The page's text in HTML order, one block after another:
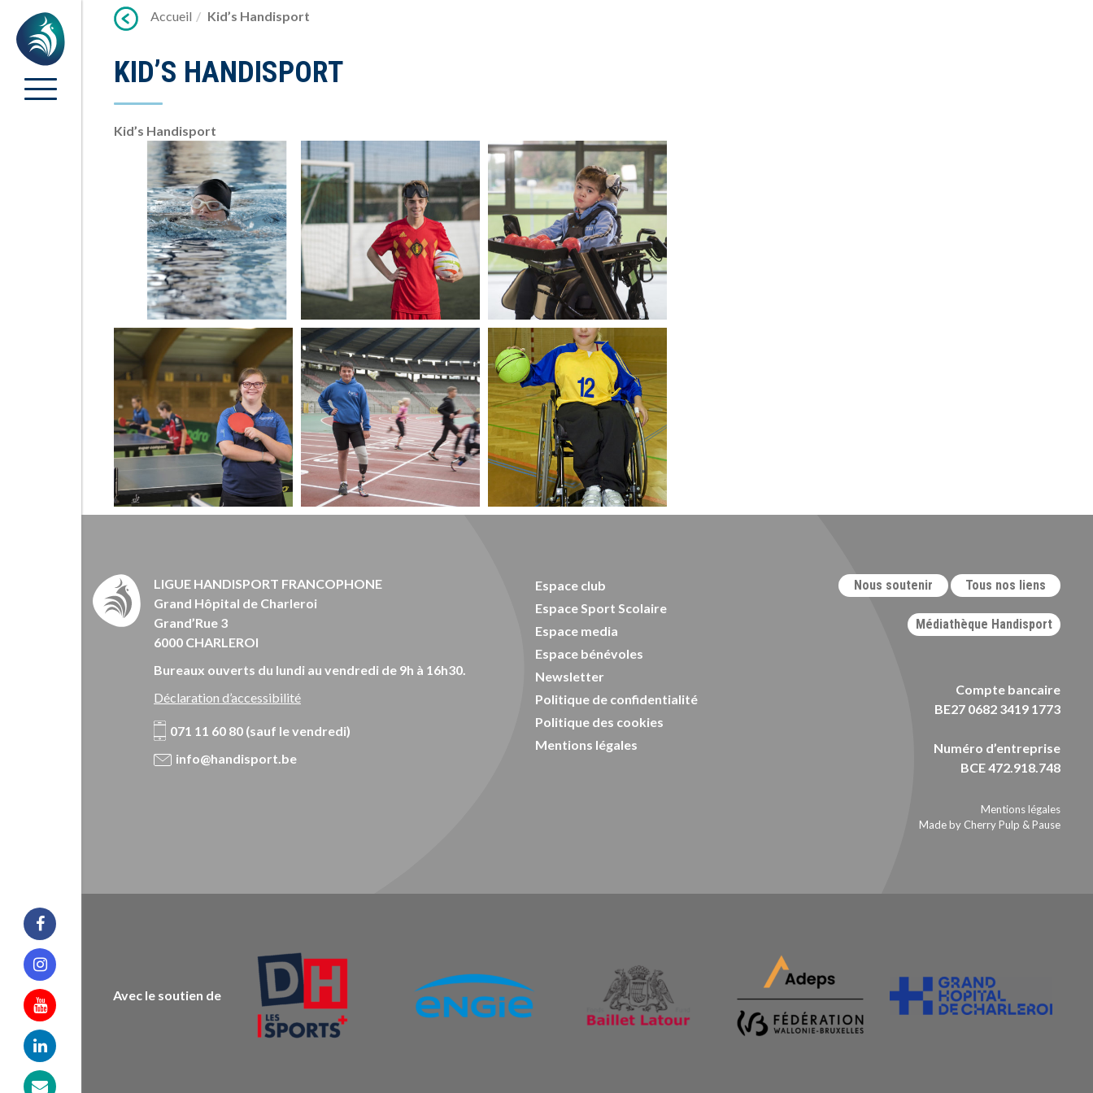
Facebook
Instagram
Youtube
Linkedin
Accueil Kid’s Handisport
KID’S HANDISPORT
Kid’s Handisport
LIGUE HANDISPORT FRANCOPHONE
Grand Hôpital de Charleroi
Grand’Rue 3
6000 CHARLEROI
Bureaux ouverts du lundi au vendredi de 9h à 16h30.
Déclaration d’accessibilité
071 11 60 80 (sauf le vendredi)
info@handisport.be
Espace club
Espace Sport Scolaire
Espace media
Espace bénévoles
Newsletter
Politique de confidentialité
Politique des cookies
Mentions légales
Nous soutenir Tous nos liens
Médiathèque Handisport
Compte bancaire
BE27 0682 3419 1773
Numéro d’entreprise
BCE 472.918.748
Mentions légales
Made by Cherry Pulp & Pause
Avec le soutien de